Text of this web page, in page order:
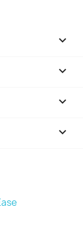



keyboard_arrow_down